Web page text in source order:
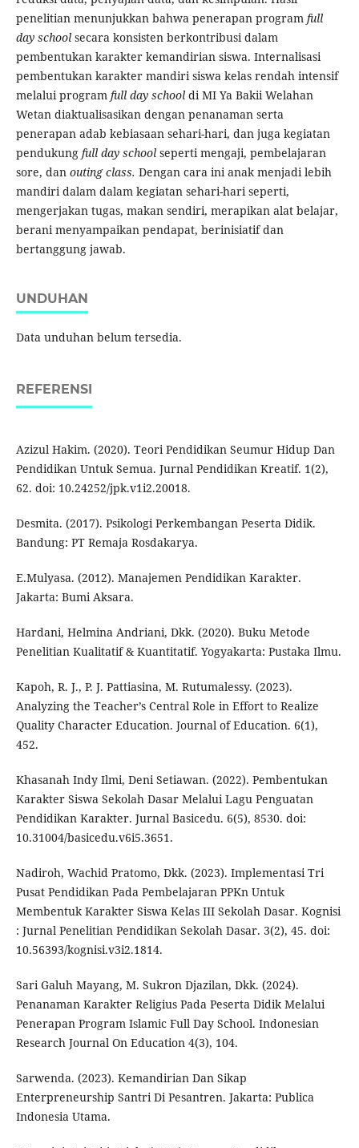
penelitian menunjukkan bahwa penerapan program full
day schoolsecara konsisten berkontribusi dalam
pembentukan karakter kemandirian siswa. Internalisasi
pembentukan karakter mandiri siswa kelas rendah intensif
melalui program full day schooldi MI Ya Bakii Welahan
Wetan diaktualisasikan dengan penanaman serta
penerapan adab kebiasaan sehari-hari, dan juga kegiatan
pendukung full day schoolseperti mengaji, pembelajaran
sore, dan outing class. Dengan cara ini anak menjadi lebih
mandiri dalam dalam kegiatan sehari-hari seperti,
mengerjakan tugas, makan sendiri, merapikan alat belajar,
berani menyampaikan pendapat, berinisiatif dan
bertanggung jawab.
UNDUHAN
Data unduhan belum tersedia.
REFERENSI
Azizul Hakim. (2020). Teori Pendidikan Seumur Hidup Dan
Pendidikan Untuk Semua. Jurnal Pendidikan Kreatif. 1(2),
62. doi: 10.24252/jpk.v1i2.20018.
Desmita. (2017). Psikologi Perkembangan Peserta Didik.
Bandung: PT Remaja Rosdakarya.
E.Mulyasa. (2012). Manajemen Pendidikan Karakter.
Jakarta: Bumi Aksara.
Hardani, Helmina Andriani, Dkk. (2020). Buku Metode
Penelitian Kualitatif & Kuantitatif. Yogyakarta: Pustaka Ilmu.
Kapoh, R. J., P. J. Pattiasina, M. Rutumalessy. (2023).
Analyzing the Teacher’s Central Role in Effort to Realize
Quality Character Education. Journal of Education. 6(1),
452.
Khasanah Indy Ilmi, Deni Setiawan. (2022). Pembentukan
Karakter Siswa Sekolah Dasar Melalui Lagu Penguatan
Pendidikan Karakter. Jurnal Basicedu. 6(5), 8530. doi:
10.31004/basicedu.v6i5.3651.
Nadiroh, Wachid Pratomo, Dkk. (2023). Implementasi Tri
Pusat Pendidikan Pada Pembelajaran PPKn Untuk
Membentuk Karakter Siswa Kelas III Sekolah Dasar. Kognisi
: Jurnal Penelitian Pendidikan Sekolah Dasar. 3(2), 45. doi:
10.56393/kognisi.v3i2.1814.
Sari Galuh Mayang, M. Sukron Djazilan, Dkk. (2024).
Penanaman Karakter Religius Pada Peserta Didik Melalui
Penerapan Program Islamic Full Day School. Indonesian
Research Journal On Education 4(3), 104.
Sarwenda. (2023). Kemandirian Dan Sikap
Enterpreneurship Santri Di Pesantren. Jakarta: Publica
Indonesia Utama.